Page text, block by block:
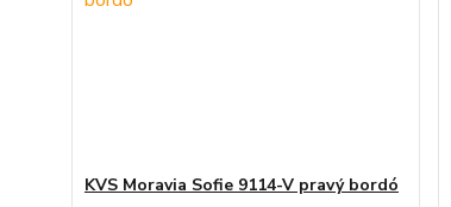
KVS Moravia Sofie 9114-V pravý bordó